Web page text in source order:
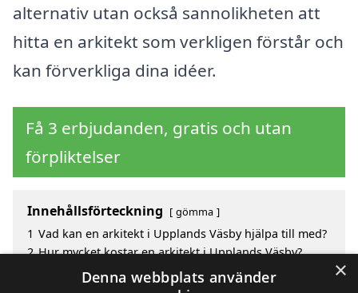
alternativ utan också sannolikheten att
hitta en arkitekt som verkligen förstår och
kan förverkliga dina idéer.
Få 3 erbjudanden, gratis och utan
förpliktelser
Innehållsförteckning gömma
1 Vad kan en arkitekt i Upplands Väsby hjälpa till med?
2 Hur mycket kostar en arkitekt i Upplands Väsby?
Fördelar med att välja arkitekt i Upplands Väsby
Sök efter en skicklig arkitekt i de omgivande städerna
×
Denna webbplats använder